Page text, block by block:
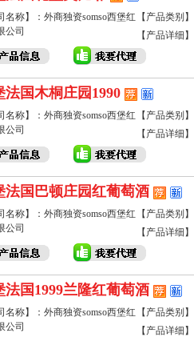
名称】：外商独资somso西堡红
公司
【产品类别
【产品详细
法国木桐庄园1990
名称】：外商独资somso西堡红
公司
【产品类别
【产品详细
法国巴顿庄园红葡萄酒
名称】：外商独资somso西堡红
公司
【产品类别
【产品详细
法国1999兰隆红葡萄酒
名称】：外商独资somso西堡红
公司
【产品类别
【产品详细